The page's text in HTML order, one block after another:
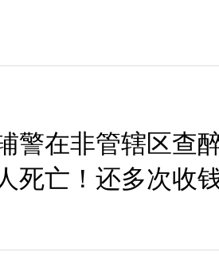
警在非管辖区查
死亡！还多次收